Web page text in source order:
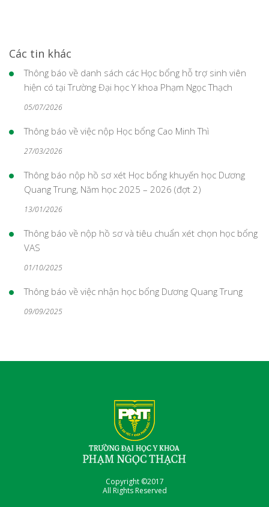
Các tin khác
Thông báo về danh sách các Học bổng hỗ trợ sinh viên
hiện có tại Trường Đại học Y khoa Phạm Ngọc Thạch
05/07/2026
Thông báo về việc nộp Học bổng Cao Minh Thì
27/03/2026
Thông báo nộp hồ sơ xét Học bổng khuyến học Dương
Quang Trung, Năm học 2025 – 2026 (đợt 2)
13/01/2026
Thông báo về nộp hồ sơ và tiêu chuẩn xét chọn học bổng
VAS
01/10/2025
Thông báo về việc nhận học bổng Dương Quang Trung
09/09/2025
Copyright ©2017
All Rights Reserved